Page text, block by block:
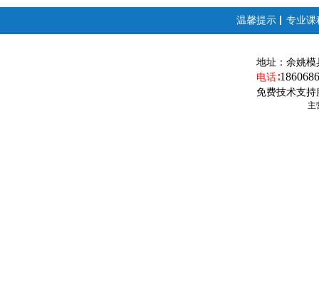
温馨提示 专业课
地址： 余姚模
电话∶
免费技术支持
主